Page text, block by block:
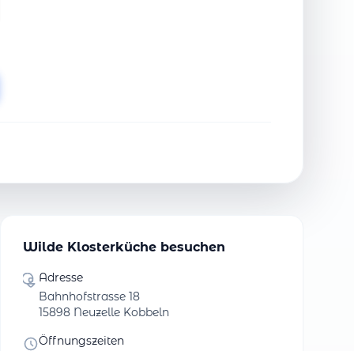
Wilde Klosterküche besuchen
Adresse
Bahnhofstrasse 18
15898 Neuzelle Kobbeln
Öffnungszeiten